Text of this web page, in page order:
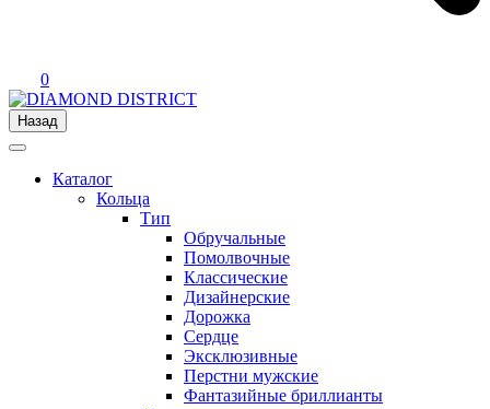
0
Назад
Каталог
Кольца
Тип
Обручальные
Помолвочные
Классические
Дизайнерские
Дорожка
Сердце
Эксклюзивные
Перстни мужские
Фантазийные бриллианты